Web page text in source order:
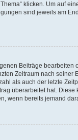
klicken. Um auf
sind jeweils am
Beiträge
Zeitraum nach
als auch der letzte
überarbeitet hat.
wenn bereits jemand